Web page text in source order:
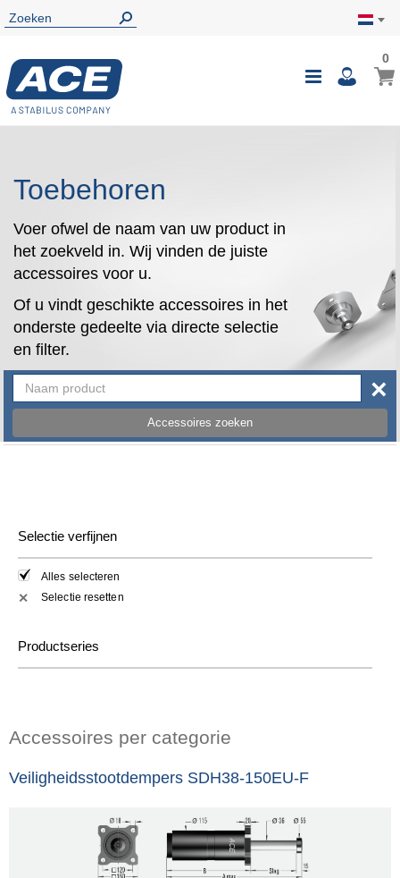
Toggle
00
Toebehoren
Voer ofwel de naam van uw product in
het zoekveld in. Wij vinden de juiste
accessoires voor u.
Of u vindt geschikte accessoires in het
onderste gedeelte via directe selectie
en filter.
Accessoires zoeken
×
Selectie verfijnen
Alles selecteren
✕ Selectie resetten
Productseries
Accessoires per categorie
Veiligheidsstootdempers SDH38-150EU-F